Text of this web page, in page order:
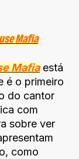
Mafia
Mafiaestá
é o primeiro
do cantor
com
sobre ver
como